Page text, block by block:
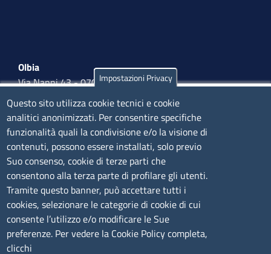
Olbia
Via Nanni 43 - 07026 Olbia
Tel. 0789 66122 | 0789 69580
mail: ufficio.olbia@ss.camcom.it
lunedì al venerdì: 9,00 - 12,00; lunedì pomeriggio: 16,00
- 17,00
CONTATTI
Camera di Commercio, Industria, Artigianato e
Agricoltura di Sassari
Impostazioni Privacy
Questo sito utilizza cookie tecnici e cookie
analitici anonimizzati. Per consentire specifiche
funzionalità quali la condivisione e/o la visione di
contenuti, possono essere installati, solo previo
Suo consenso, cookie di terze parti che
consentono alla terza parte di profilare gli utenti.
Tramite questo banner, può accettare tutti i
cookies, selezionare le categorie di cookie di cui
consente l’utilizzo e/o modificare le Sue
preferenze. Per vedere la Cookie Policy completa,
clicchi